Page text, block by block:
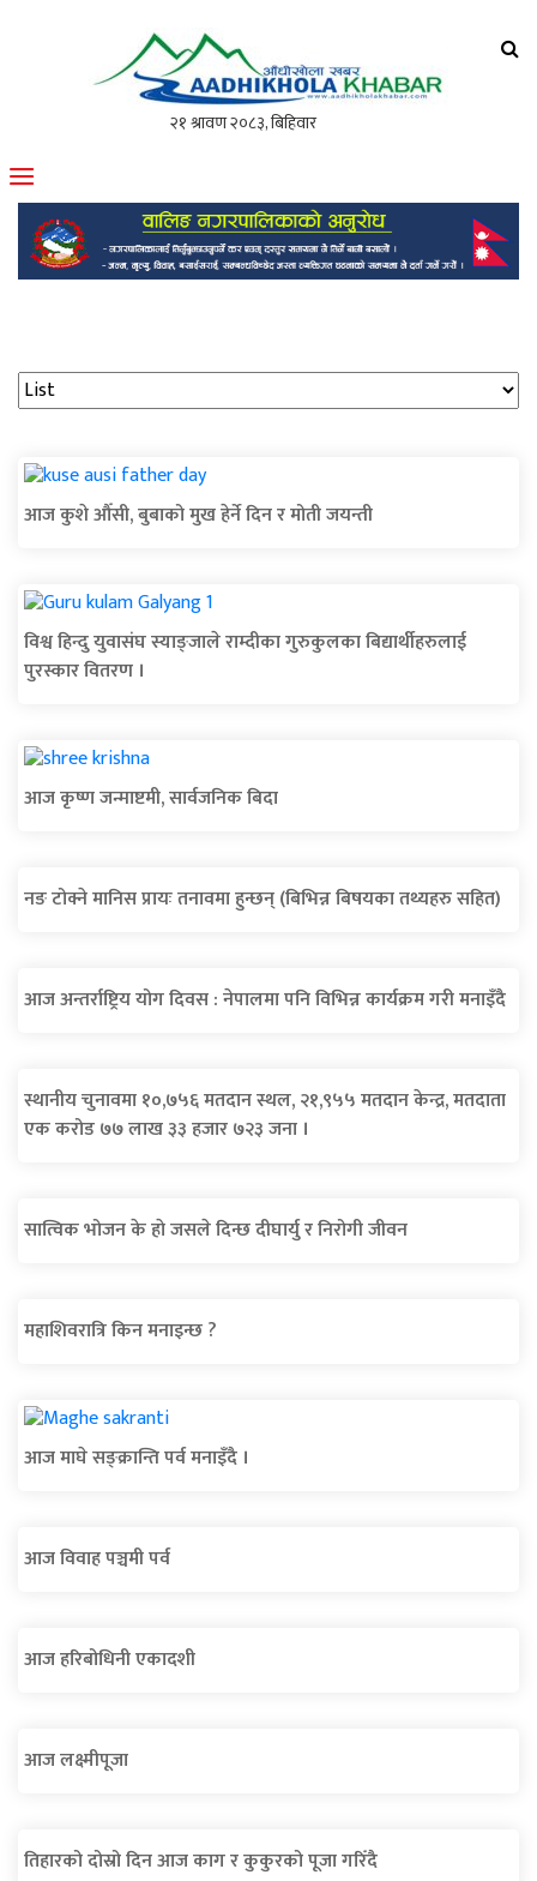
मोफसलकै लोकप्रिय अनलाइन पत्रिका
आज कुशे औँसी, बुबाको मुख हेर्ने दिन र मोती जयन्ती
विश्व हिन्दु युवासंघ स्याङ्जाले राम्दीका गुरुकुलका बिद्यार्थीहरुलाई
पुरस्कार वितरण ।
आज कृष्ण जन्माष्टमी, सार्वजनिक बिदा
नङ टोक्ने मानिस प्रायः तनावमा हुन्छन् (बिभिन्न बिषयका तथ्यहरु सहित)
आज अन्तर्राष्ट्रिय योग दिवस : नेपालमा पनि विभिन्न कार्यक्रम गरी मनाइँदै
स्थानीय चुनावमा १०,७५६ मतदान स्थल, २१,९५५ मतदान केन्द्र, मतदाता
एक करोड ७७ लाख ३३ हजार ७२३ जना ।
सात्विक भोजन के हाे जसले दिन्छ दीघार्यु र निरोगी जीवन
महाशिवरात्रि किन मनाइन्छ ?
आज माघे सङ्क्रान्ति पर्व मनाइँदै ।
आज विवाह पञ्चमी पर्व
आज हरिबोधिनी एकादशी
आज लक्ष्मीपूजा
तिहारको दोस्रो दिन आज काग र कुकुरको पूजा गरिँदै